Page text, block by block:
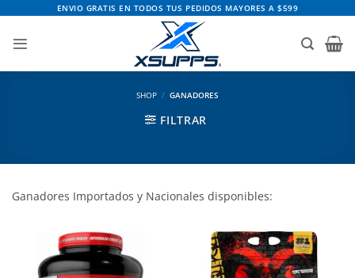
contenido
ENVIO GRATIS EN TODOS TUS PEDIDOS MAYORES A $599
SHOP / GANADORES
FILTRAR
Ganadores Importados y Nacionales disponibles: